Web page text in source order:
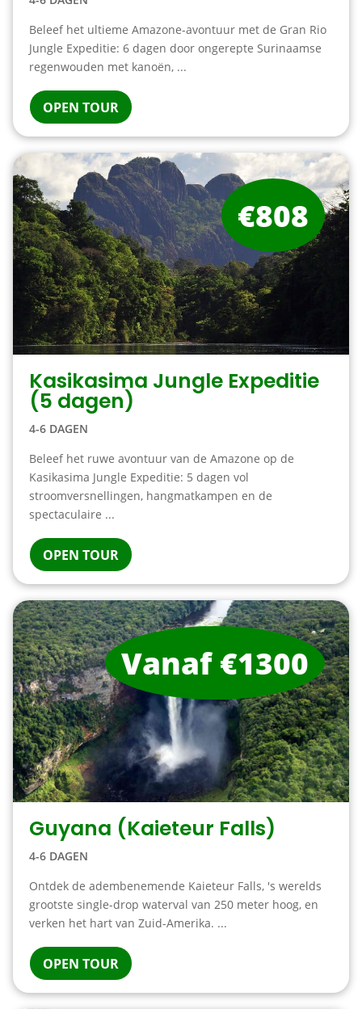
Beleef het ultieme Amazone-avontuur met de Gran Rio
Jungle Expeditie: 6 dagen door ongerepte Surinaamse
regenwouden met kanoën, ...
OPEN TOUR
Kasikasima Jungle Expeditie
(5 dagen)
4-6 DAGEN
Beleef het ruwe avontuur van de Amazone op de
Kasikasima Jungle Expeditie: 5 dagen vol
stroomversnellingen, hangmatkampen en de
spectaculaire ...
OPEN TOUR
€808
Guyana (Kaieteur Falls)
4-6 DAGEN
Ontdek de adembenemende Kaieteur Falls, 's werelds
grootste single-drop waterval van 250 meter hoog, en
verken het hart van Zuid-Amerika. ...
OPEN TOUR
Vanaf €1300